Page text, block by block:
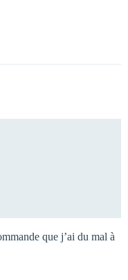
que j’ai du mal à